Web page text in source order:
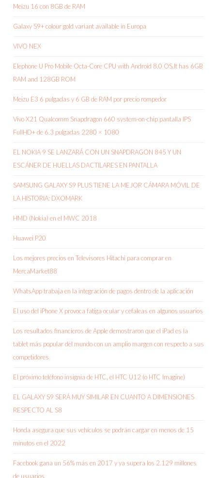
Meizu 16 con 8GB de RAM
Galaxy S9+ colour gold variant available in Europa
VIVO NEX
Elephone U Pro Mobile Octa-Core CPU with Android 8.0 OS.It has 6GB
RAM and 128GB ROM
Meizu E3 6 pulgadas y 6 GB de RAM por precio rompedor
Vivo X21 Qualcomm Snapdragon 660 system-on-chip pantalla IPS
FullHD+ de 6.3 pulgadas 2280 × 1080
EL NOKIA 9 SE LANZARÁ CON UN SNAPDRAGON 845 Y UN
ESCÁNER DE HUELLAS DACTILARES EN PANTALLA
SAMSUNG GALAXY S9 PLUS TIENE LA MEJOR CÁMARA MÓVIL DE
LA HISTORIA: DXOMARK
HMD (Nokia) en el MWC 2018
Huawei P20
Los mejores precios en Televisores Hitachi para comprar en
MercaMarket88
WhatsApp trabaja en la integración de pagos dentro de la aplicación
El uso del iPhone X provoca fatiga ocular y cefaleas en algunos usuarios
Los resultados financieros de Apple demostraron que el iPad es la
tablet más popular del mundo con un amplio margen con respecto a sus
competidores
El próximo teléfono insignia de HTC, el HTC U12 (o HTC Imagine)
EL GALAXY S9 SERÁ MUY SIMILAR EN CUANTO A DIMENSIONES
RESPECTO AL S8
Honda asegura que sus vehículos se podrán cargar en menos de 15
minutos en el 2022
Facebook gana un 56% más en 2017 y ya supera los 2.129 millones
de usuarios